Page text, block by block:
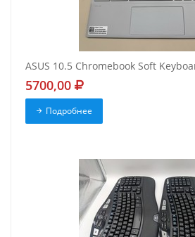
ASUS 10.5 Chromebook Soft
5700,00
Подробнее